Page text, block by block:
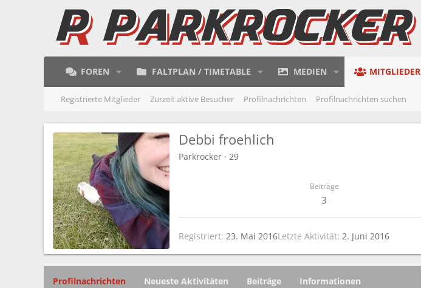
FOREN FALTPLAN / TIMETABLE MEDIEN MITGLIEDER
Registrierte Mitglieder Zurzeit aktive Besucher Profilnachrichten Profilnachrichten suchen
Debbi froehlich
Parkrocker · 29
Beiträge
3
Registriert 23. Mai 2016Letzte Aktivität 2. Juni 2016
Profilnachrichten Neueste Aktivitäten Beiträge Informationen